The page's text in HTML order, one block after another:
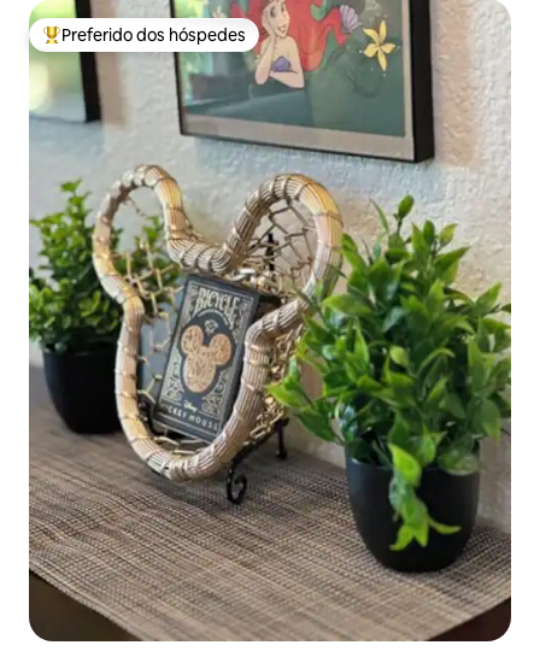
Entre os melhores preferidos dos hóspedes
Preferido dos hóspedes